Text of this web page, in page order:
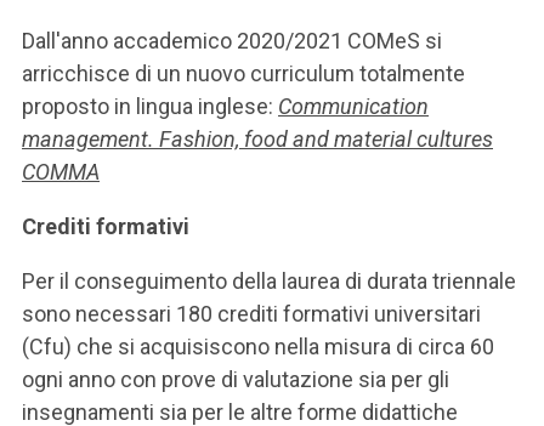
Dall'anno accademico 2020/2021 COMeS si
arricchisce di un nuovo curriculum totalmente
proposto in lingua inglese: Communication
management. Fashion, food and material cultures
COMMA
Crediti formativi
Per il conseguimento della laurea di durata triennale
sono necessari 180 crediti formativi universitari
(Cfu) che si acquisiscono nella misura di circa 60
ogni anno con prove di valutazione sia per gli
insegnamenti sia per le altre forme didattiche